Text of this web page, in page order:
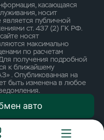
касающаяся
носит
публичной
ст. 437 (2) ГК РФ.
носят
максимально
по расчетам
получения подробной
к ближайшему
. Опубликованная на
быть изменена в любое
авто